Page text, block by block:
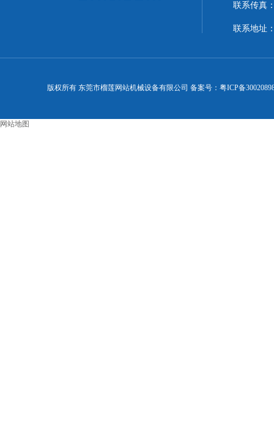
联系传真
联系地址
版权所有 东莞市榴莲网站机械设备有限公司 备案号： 粤ICP备
网站地图